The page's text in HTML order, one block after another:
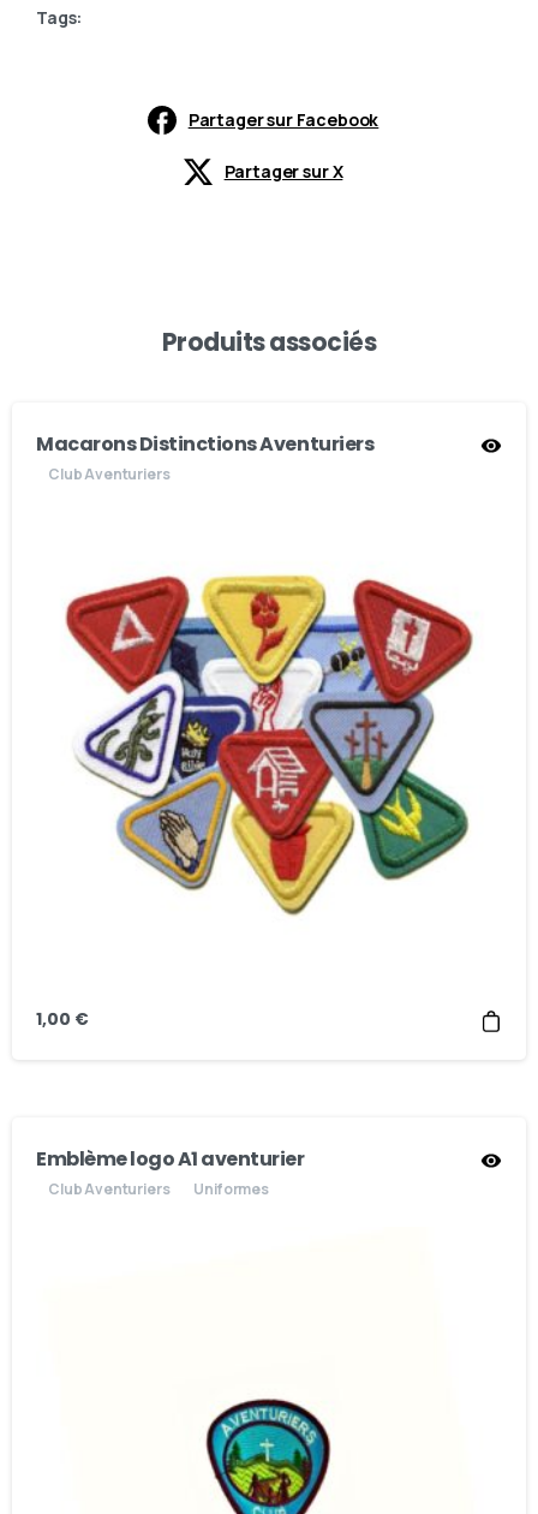
Tags:
Partager sur Facebook
Partager sur X
Produits associés
Macarons Distinctions Aventuriers
Club Aventuriers
1,00 €
Emblème logo A1 aventurier
Club Aventuriers Uniformes